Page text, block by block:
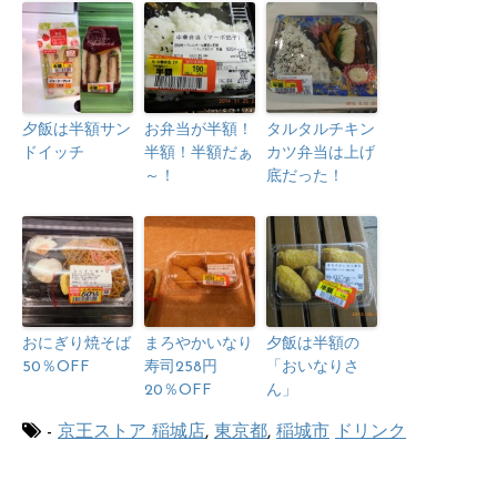
夕飯は半額サン
ドイッチ
お弁当が半額！
半額！半額だぁ
～！
タルタルチキン
カツ弁当は上げ
底だった！
おにぎり焼そば
50％OFF
まろやかいなり
寿司258円
20％OFF
夕飯は半額の
「おいなりさ
ん」
- 京王ストア 稲城店, 東京都, 稲城市 ドリンク